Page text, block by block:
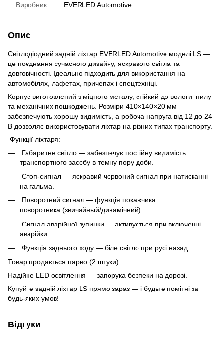
Виробник EVERLED Automotive
Опис
Світлодіодний задній ліхтар EVERLED Automotive моделі LS —
це поєднання сучасного дизайну, яскравого світла та
довговічності. Ідеально підходить для використання на
автомобілях, лафетах, причепах і спецтехніці.
Корпус виготовлений з міцного металу, стійкий до вологи, пилу
та механічних пошкоджень. Розміри 410×140×20 мм
забезпечують хорошу видимість, а робоча напруга від 12 до 24
В дозволяє використовувати ліхтар на різних типах транспорту.
Функції ліхтаря:
Габаритне світло — забезпечує постійну видимість
транспортного засобу в темну пору доби.
Стоп-сигнал — яскравий червоний сигнал при натисканні
на гальма.
Поворотний сигнал — функція покажчика
поворотника (звичайный/динамічний).
Сигнал аварійної зупинки — активується при включенні
аварійки.
Функція заднього ходу — біле світло при русі назад.
Товар продається парно (2 штуки).
Надійне LED освітлення — запорука безпеки на дорозі.
Купуйте задній ліхтар LS прямо зараз — і будьте помітні за
будь-яких умов!
Відгуки